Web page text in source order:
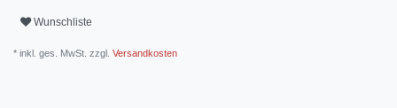
Wunschliste
* inkl. ges. MwSt. zzgl. Versandkosten